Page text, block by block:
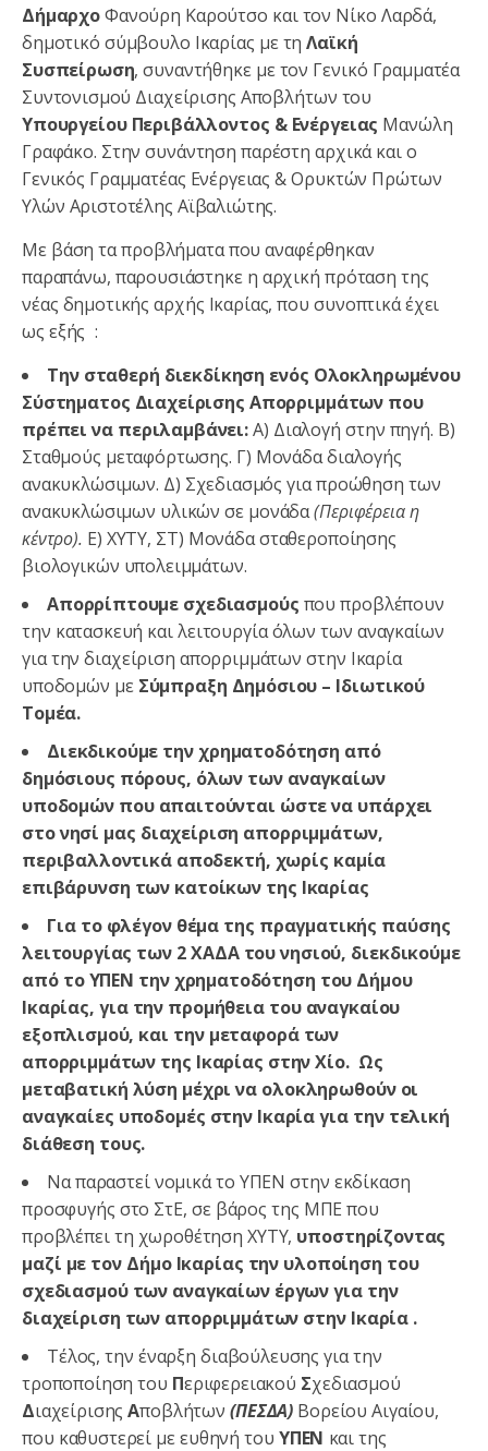
ΔήμαρχοΦανούρη Καρούτσο και τον Νίκο Λαρδά,
δημοτικό σύμβουλο Ικαρίας με τηΛαϊκή
Συσπείρωση, συναντήθηκε με τον Γενικό Γραμματέα
Συντονισμού Διαχείρισης Αποβλήτων του
Υπουργείου Περιβάλλοντος & Ενέργειας Μανώλη
Γραφάκο. Στην συνάντηση παρέστη αρχικά και ο
Γενικός Γραμματέας Ενέργειας & Ορυκτών Πρώτων
Υλών Αριστοτέλης Αϊβαλιώτης.
Με βάση τα προβλήματα που αναφέρθηκαν
παραπάνω, παρουσιάστηκε η αρχική πρόταση της
νέας δημοτικής αρχής Ικαρίας, που συνοπτικά έχει
ως εξής :
Την σταθερή διεκδίκηση ενός Ολοκληρωμένου
Σύστηματος Διαχείρισης Απορριμμάτων που
πρέπει να περιλαμβάνει:Α) Διαλογή στην πηγή. Β)
Σταθμούς μεταφόρτωσης. Γ) Μονάδα διαλογής
ανακυκλώσιμων. Δ) Σχεδιασμός για προώθηση των
ανακυκλώσιμων υλικών σε μονάδα(Περιφέρεια η
κέντρο). Ε) ΧΥΤΥ, ΣΤ) Μονάδα σταθεροποίησης
βιολογικών υπολειμμάτων.
Απορρίπτουμε σχεδιασμούς που προβλέπουν
την κατασκευή και λειτουργία όλων των αναγκαίων
για την διαχείριση απορριμμάτων στην Ικαρία
υποδομών με Σύμπραξη Δημόσιου – Ιδιωτικού
Τομέα.
Διεκδικούμε την χρηματοδότηση από
δημόσιους πόρους, όλων των αναγκαίων
υποδομών που απαιτούνται ώστε να υπάρχει
στο νησί μας διαχείριση απορριμμάτων,
περιβαλλοντικά αποδεκτή, χωρίς καμία
επιβάρυνση των κατοίκων της Ικαρίας
Για το φλέγον θέμα της πραγματικής παύσης
λειτουργίας των 2 ΧΑΔΑ του νησιού, διεκδικούμε
από το ΥΠΕΝ την χρηματοδότηση του Δήμου
Ικαρίας, για την προμήθεια του αναγκαίου
εξοπλισμού, και την μεταφορά των
απορριμμάτων της Ικαρίας στην Χίο. Ως
μεταβατική λύση μέχρι να ολοκληρωθούν οι
αναγκαίες υποδομές στην Ικαρία για την τελική
διάθεση τους.
Να παραστεί νομικά το ΥΠΕΝ στην εκδίκαση
προσφυγής στο ΣτΕ, σε βάρος της ΜΠΕ που
προβλέπει τη χωροθέτηση ΧΥΤΥ, υποστηρίζοντας
μαζί με τον Δήμο Ικαρίας την υλοποίηση του
σχεδιασμού των αναγκαίων έργων για την
διαχείριση των απορριμμάτων στην Ικαρία .
Τέλος, την έναρξη διαβούλευσης για την
τροποποίηση του Περιφερειακού Σχεδιασμού
ΔιαχείρισηςΑποβλήτων(ΠΕΣΔΑ) Βορείου Αιγαίου,
που καθυστερεί με ευθηνή του ΥΠΕΝ και της